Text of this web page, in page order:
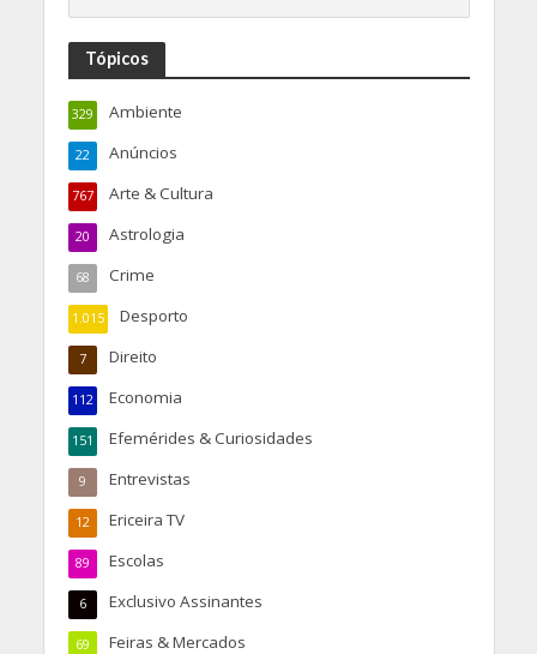
Tópicos
Ambiente
329
Anúncios
22
Arte & Cultura
767
Astrologia
20
Crime
68
Desporto
1.015
Direito
7
Economia
112
Efemérides & Curiosidades
151
Entrevistas
9
Ericeira TV
12
Escolas
89
Exclusivo Assinantes
6
Feiras & Mercados
69